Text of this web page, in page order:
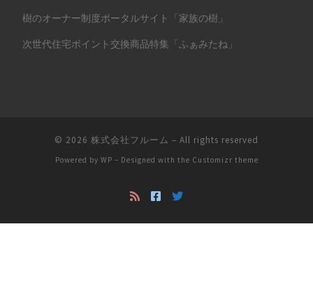
樹のオーナー制度ポータルサイト「家族の樹」
次世代住宅ポイント交換商品特集「ふぁみたね」
© 2026 株式会社フルーム – All rights reserved
Powered by WP – Designed with the Customizr theme